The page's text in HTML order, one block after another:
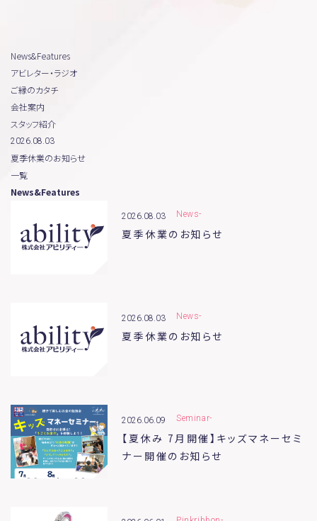
News&Features
アビレター・ラジオ
ご縁のカタチ
会社案内
スタッフ紹介
2026.08.03
夏季休業のお知らせ
一覧
News&Features
2026.08.03 News-
夏季休業のお知らせ
2026.08.03 News-
夏季休業のお知らせ
2026.06.09 Seminar-
【夏休み 7月開催】キッズマネーセミ
ナー開催のお知らせ